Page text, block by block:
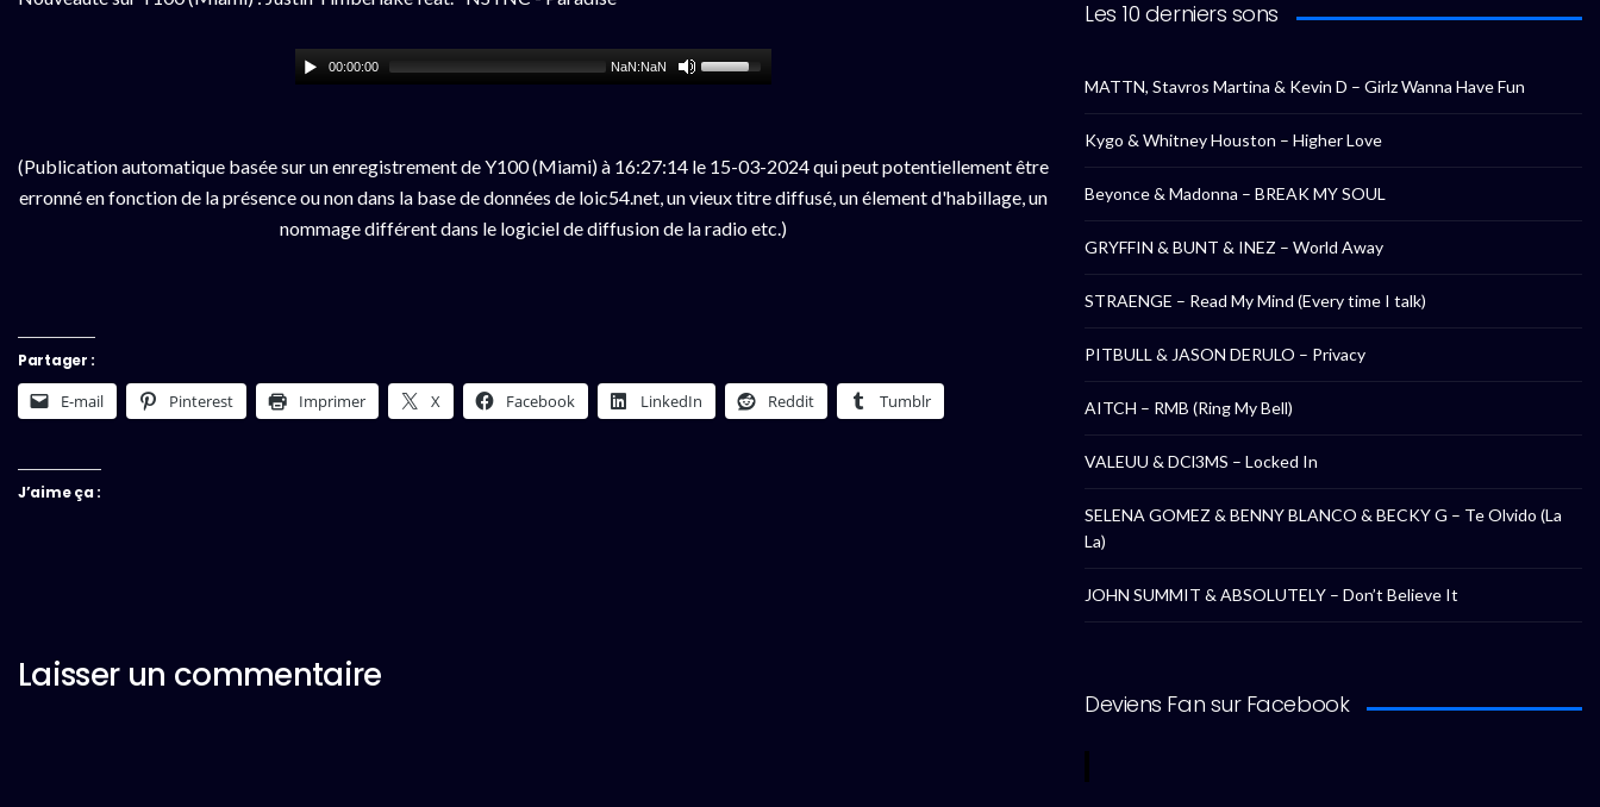
00:00:00 NaN:NaN
(Publication automatique basée sur un enregistrement de Y100 (Miami) à 16:27:14 le 15-03-2024 qui peut potentiellement être
erronné en fonction de la présence ou non dans la base de données de loic54.net, un vieux titre diffusé, un élement d'habillage, un
nommage différent dans le logiciel de diffusion de la radio etc.)
Partager :
E-mail Pinterest Imprimer X Facebook LinkedIn Reddit Tumblr
J’aime ça :
Laisser un commentaire
Les 10 derniers sons
MATTN, Stavros Martina & Kevin D – Girlz Wanna Have Fun
Kygo & Whitney Houston – Higher Love
Beyonce & Madonna – BREAK MY SOUL
GRYFFIN & BUNT & INEZ – World Away
STRAENGE – Read My Mind (Every time I talk)
PITBULL & JASON DERULO – Privacy
AITCH – RMB (Ring My Bell)
VALEUU & DCl3MS – Locked In
SELENA GOMEZ & BENNY BLANCO & BECKY G – Te Olvido (La
La)
JOHN SUMMIT & ABSOLUTELY – Don’t Believe It
Deviens Fan sur Facebook